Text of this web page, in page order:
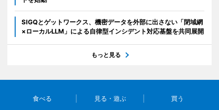
SIGQとゲットワークス、機密データを外部に出さない「閉域網
×ローカルLLM」による自律型インシデント対応基盤を共同展開
もっと見る
食べる 見る・遊ぶ 買う